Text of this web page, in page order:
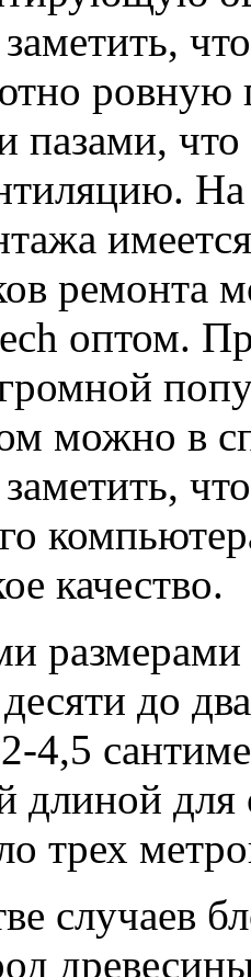
ровную
пазами,
ремонта
оптом.
можно в
качество.
до
4,5
длиной
трех
случаев